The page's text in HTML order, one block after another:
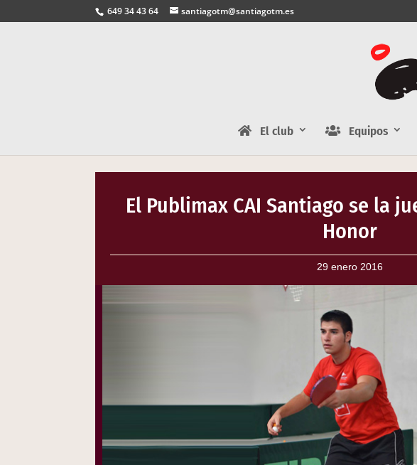
649 34 43 64 santiagotm@santiagotm.es
El club Equipos
El Publimax CAI Santiago se la
Honor
29 enero 2016